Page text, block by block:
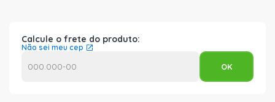
Calcule o frete do produto:
Não sei meu cep